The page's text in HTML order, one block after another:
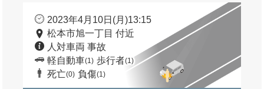
2023年4月10日(月)13:15
松本市旭一丁目 付近
人対車両 事故
軽自動車(1) 歩行者(1)
死亡(0) 負傷(1)